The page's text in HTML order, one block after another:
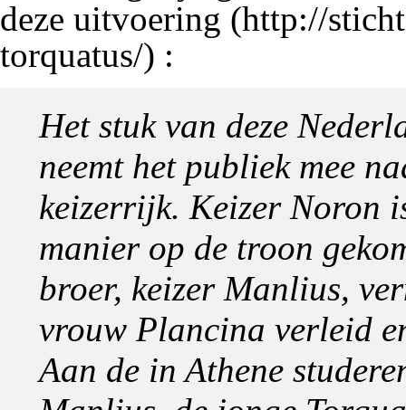
deze uitvoering
:
Het stuk van deze
neemt het publiek mee
keizerrijk. Keizer Noron
manier op de troon
broer, keizer Manlius,
vrouw Plancina verleid
Aan de in Athene